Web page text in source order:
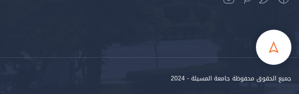
جميع الحقوق محفوظة جامعة المسيلة - 2024